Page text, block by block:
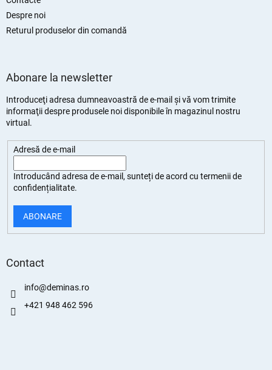
Despre noi
Returul produselor din comandă
Abonare la newsletter
Introduceţi adresa dumneavoastră de e-mail şi vă vom trimite
informaţii despre produsele noi disponibile în magazinul nostru
virtual.
Adresă de e-mail
Introducând adresa de e-mail, sunteți deacord cu termenii de
confidențialitate.
ABONARE
Contact
info@deminas.ro
+421 948 462 596